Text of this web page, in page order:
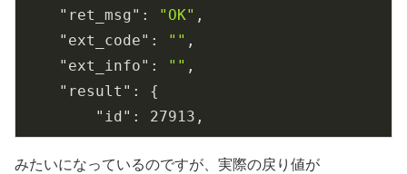
"ret_msg" : "OK" ,
"ext_code" : "" ,
"ext_info" : "" ,
"result" : {
"id" : 27913 ,
みたいになっているのですが、実際の戻り値が